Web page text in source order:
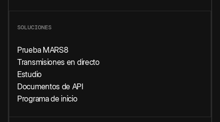
SOLUCIONES
Prueba MARS8
Transmisiones en directo
Estudio
Documentos de API
Programa de inicio